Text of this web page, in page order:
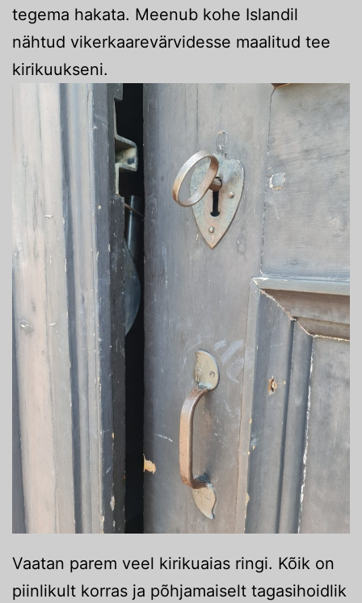
tegema hakata. Meenub kohe Islandil
nähtud vikerkaarevärvidesse maalitud tee
kirikuukseni.
Vaatan parem veel kirikuaias ringi. Kõik on
piinlikult korras ja põhjamaiselt tagasihoidlik